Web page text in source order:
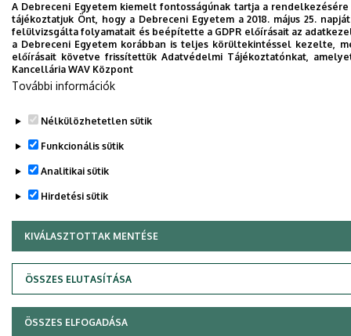
A Debreceni Egyetem kiemelt fontosságúnak tartja a
tájékoztatjuk Önt, hogy a Debreceni Egyetem a 2018. május 25.
felülvizsgálta folyamatait és beépítette a GDPR előírásait az
a Debreceni Egyetem korábban is teljes körültekintéssel kezelte,
előírásait követve frissítettük Adatvédelmi Tájékoztatónkat,
Kancellária WAV Központ
További információk
Nélkülözhetetlen sütik
Funkcionális sütik
Analitikai sütik
Hirdetési sütik
KIVÁLASZTOTTAK MENTÉSE
ÖSSZES ELUTASÍTÁSA
WITHDRAW CONSENT
ÖSSZES ELFOGADÁSA